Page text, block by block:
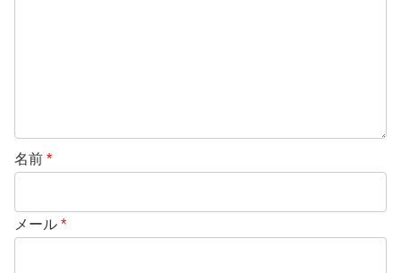
名前 *
メール *